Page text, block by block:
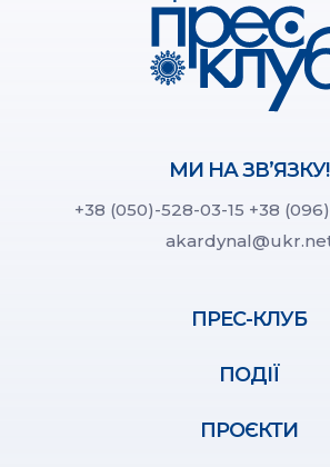
МИ НА ЗВ’ЯЗКУ!
+38 (050)-528-03-15 +38
ПРЕС-КЛУБ
ПОДІЇ
ПРОЄКТИ